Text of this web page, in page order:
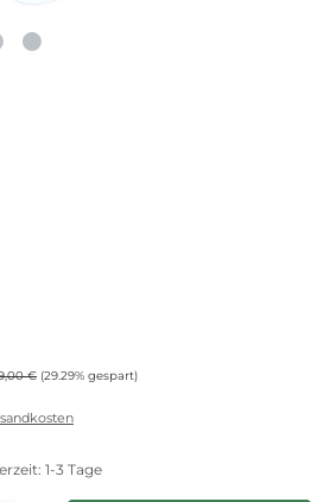
Preis:
€ (29.29% gespart)
1-3 Tage